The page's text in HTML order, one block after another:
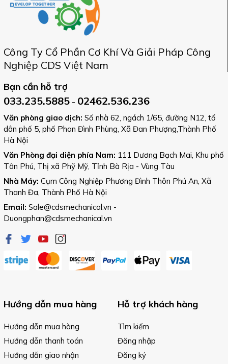
Công Ty Cổ Phần Cơ Khí Và Giải Pháp Công
Nghiệp CDS Việt Nam
Bạn cần hỗ trợ
033.235.5885 - 02462.536.236
Văn phòng giao dịch: Số nhà 62, ngách 1/65, đường N12, tổ
dân phố 5, phố Phan Đình Phùng, Xã Đan Phượng,Thành Phố
Hà Nội
Văn Phòng đại diện phía Nam: 111 Dương Bạch Mai, Khu phố
Tân Phú, Thị xã Phỹ Mỹ, Tỉnh Bà Rịa - Vùng Tàu
Nhà Máy: Cụm Công Nghiệp Phương Đình Thôn Phú An, Xã
Thanh Đa, Thành Phố Hà Nội
Email: Sale@cdsmechanical.vn -
Duongphan@cdsmechanical.vn
Hướng dẫn mua hàng
Hướng dẫn mua hàng
Hướng dẫn thanh toán
Hướng dẫn giao nhận
Hỗ trợ khách hàng
Tìm kiếm
Đăng nhập
Đăng ký